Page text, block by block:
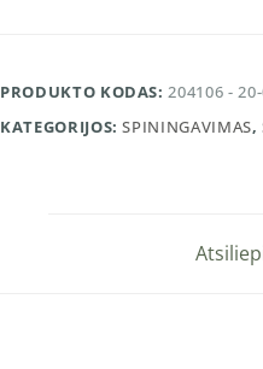
PRODUKTO KODAS:204106 -
KATEGORIJOS:SPININGAVIMAS,